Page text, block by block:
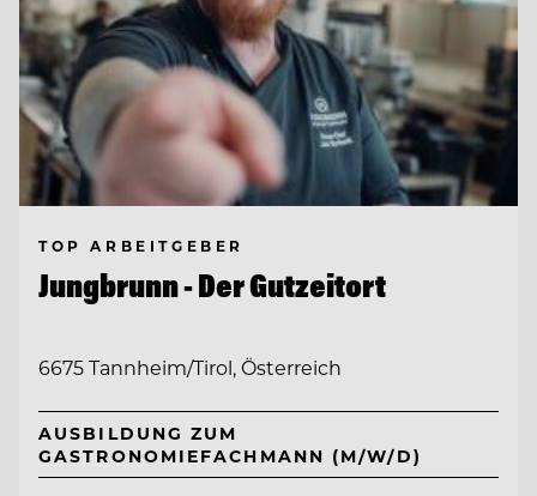
TOP ARBEITGEBER
Jungbrunn - Der Gutzeitort
6675 Tannheim/Tirol, Österreich
AUSBILDUNG ZUM
GASTRONOMIEFACHMANN (M/W/D)